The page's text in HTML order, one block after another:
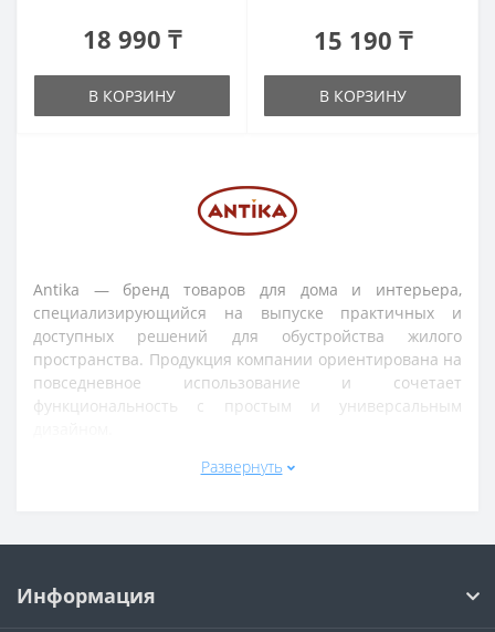
18 990 ₸
В КОРЗИНУ
15 190 ₸
В КОРЗИНУ
Antika — бренд товаров для дома и интерьера,
специализирующийся на выпуске практичных и
доступных решений для обустройства жилого
пространства. Продукция компании ориентирована на
повседневное использование и сочетает
функциональность с простым и универсальным
Ассортимент Antika включает изделия для кухни и
обихода. Продукция бренда применяется в квартирах,
важны удобство и порядок.
Развернуть
Информация